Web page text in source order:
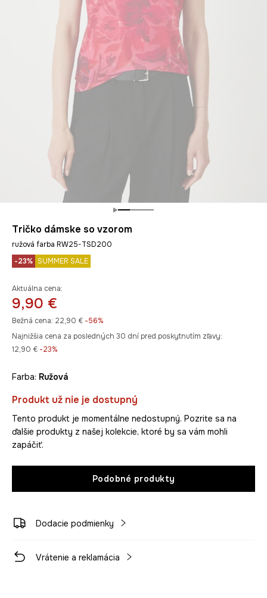
Tričko dámske so vzorom
ružová farba RW25-TSD200
-23% SUMMER SALE
Aktuálna cena:
9,90 €
Bežná cena: 22,90 € -56%
Najnižšia cena za posledných 30 dní pred poskytnutím zľavy:
12,90 € -23%
Farba: ružová
Produkt už nie je dostupný
Tento produkt je momentálne nedostupný. Pozrite sa na
ďalšie produkty z našej kolekcie, ktoré by sa vám mohli
zapáčiť.
Podobné produkty
Dodacie podmienky
Vrátenie a reklamácia